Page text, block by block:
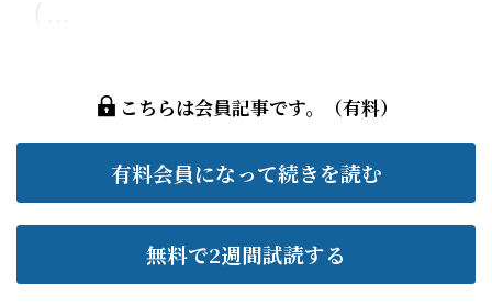
（...
こちらは会員記事です。（有料）
有料会員になって続きを読む
無料で2週間試読する